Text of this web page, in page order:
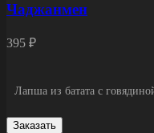
Чаджанмен
395 ₽
Лапша из батата с
Заказать